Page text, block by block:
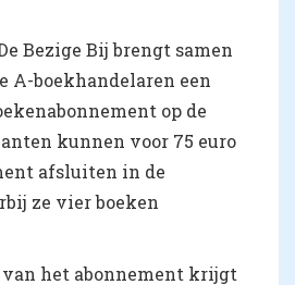
Bezige Bij brengt samen
A-boekhandelaren een
op de
kunnen voor 75 euro
afsluiten in de
ze vier boeken
het abonnement krijgt